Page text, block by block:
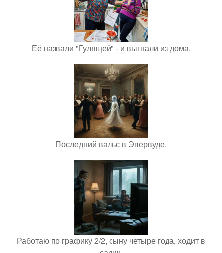
Её назвали "Гулящей" - и выгнали из дома.
Последний вальс в Эвервуде.
Работаю по графику 2/2, сыну четыре года, ходит в